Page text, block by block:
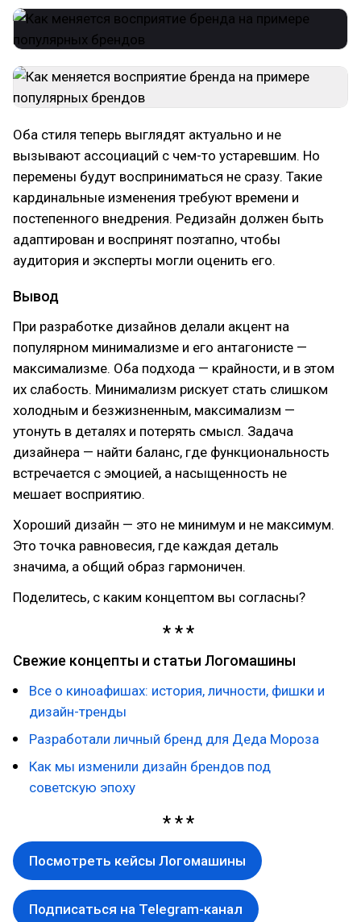
Оба стиля теперь выглядят актуально и не
вызывают ассоциаций с чем-то устаревшим. Но
перемены будут восприниматься не сразу. Такие
кардинальные изменения требуют времени и
постепенного внедрения. Редизайн должен быть
адаптирован и воспринят поэтапно, чтобы
аудитория и эксперты могли оценить его.
Вывод
При разработке дизайнов делали акцент на
популярном минимализме и его антагонисте —
максимализме. Оба подхода — крайности, и в этом
их слабость. Минимализм рискует стать слишком
холодным и безжизненным, максимализм —
утонуть в деталях и потерять смысл. Задача
дизайнера — найти баланс, где функциональность
встречается с эмоцией, а насыщенность не
мешает восприятию.
Хороший дизайн — это не минимум и не максимум.
Это точка равновесия, где каждая деталь
значима, а общий образ гармоничен.
Поделитесь, с каким концептом вы согласны?
Свежие концепты и статьи Логомашины
Все о киноафишах: история, личности, фишки и
дизайн-тренды
Разработали личный бренд для Деда Мороза
Как мы изменили дизайн брендов под
советскую эпоху
Посмотреть кейсы Логомашины
Подписаться на Telegram-канал